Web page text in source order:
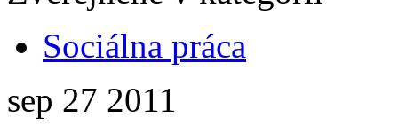
Sociálna práca
sep 27 2011